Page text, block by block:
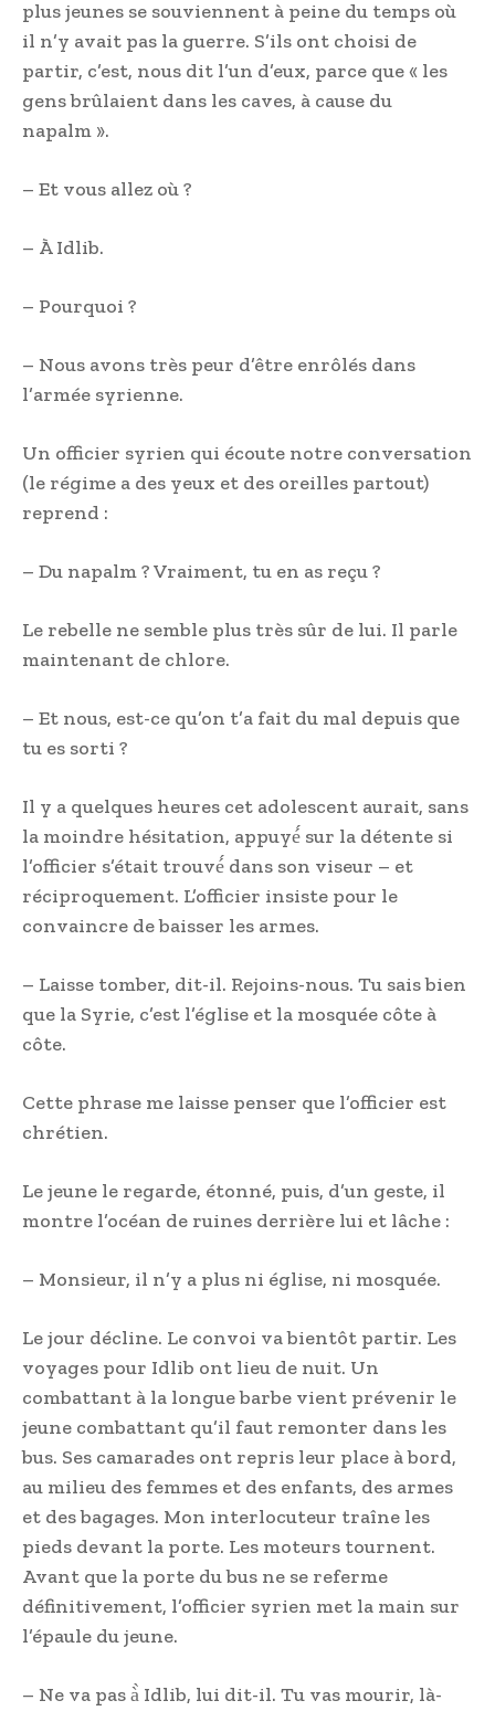
plus jeunes se souviennent à peine du temps où
il n’y avait pas la guerre. S’ils ont choisi de
partir, c’est, nous dit l’un d’eux, parce que « les
gens brûlaient dans les caves, à cause du
napalm ».
– Et vous allez où ?
– À Idlib.
– Pourquoi ?
– Nous avons très peur d’être enrôlés dans
l’armée syrienne.
Un officier syrien qui écoute notre conversation
(le régime a des yeux et des oreilles partout)
reprend :
– Du napalm ? Vraiment, tu en as reçu ?
Le rebelle ne semble plus très sûr de lui. Il parle
maintenant de chlore.
– Et nous, est-ce qu’on t’a fait du mal depuis que
tu es sorti ?
Il y a quelques heures cet adolescent aurait, sans
la moindre hésitation, appuyé́ sur la détente si
l’officier s’était trouvé́ dans son viseur – et
réciproquement. L’officier insiste pour le
convaincre de baisser les armes.
– Laisse tomber, dit-il. Rejoins-nous. Tu sais bien
que la Syrie, c’est l’église et la mosquée côte à
côte.
Cette phrase me laisse penser que l’officier est
chrétien.
Le jeune le regarde, étonné, puis, d’un geste, il
montre l’océan de ruines derrière lui et lâche :
– Monsieur, il n’y a plus ni église, ni mosquée.
Le jour décline. Le convoi va bientôt partir. Les
voyages pour Idlib ont lieu de nuit. Un
combattant à la longue barbe vient prévenir le
jeune combattant qu’il faut remonter dans les
bus. Ses camarades ont repris leur place à bord,
au milieu des femmes et des enfants, des armes
et des bagages. Mon interlocuteur traîne les
pieds devant la porte. Les moteurs tournent.
Avant que la porte du bus ne se referme
définitivement, l’officier syrien met la main sur
l’épaule du jeune.
– Ne va pas à̀ Idlib, lui dit-il. Tu vas mourir, là-